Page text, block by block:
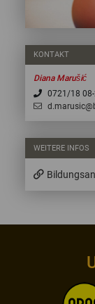
KONTAKT
Diana Marušić
0721/18
WEITERE INFOS